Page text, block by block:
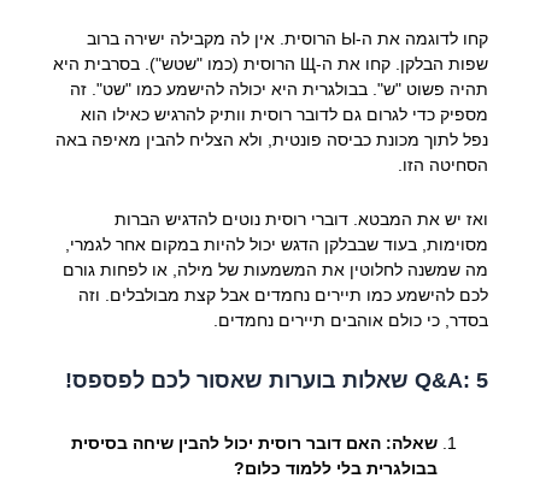
קחו לדוגמה את ה-Ы הרוסית. אין לה מקבילה ישירה ברוב
שפות הבלקן. קחו את ה-Щ הרוסית (כמו "שטש"). בסרבית היא
תהיה פשוט "ש". בבולגרית היא יכולה להישמע כמו "שט". זה
מספיק כדי לגרום גם לדובר רוסית וותיק להרגיש כאילו הוא
נפל לתוך מכונת כביסה פונטית, ולא הצליח להבין מאיפה באה
הסחיטה הזו.
ואז יש את המבטא. דוברי רוסית נוטים להדגיש הברות
מסוימות, בעוד שבבלקן הדגש יכול להיות במקום אחר לגמרי,
מה שמשנה לחלוטין את המשמעות של מילה, או לפחות גורם
לכם להישמע כמו תיירים נחמדים אבל קצת מבולבלים. וזה
בסדר, כי כולם אוהבים תיירים נחמדים.
Q&A: 5 שאלות בוערות שאסור לכם לפספס!
שאלה: האם דובר רוסית יכול להבין שיחה בסיסית
בבולגרית בלי ללמוד כלום?